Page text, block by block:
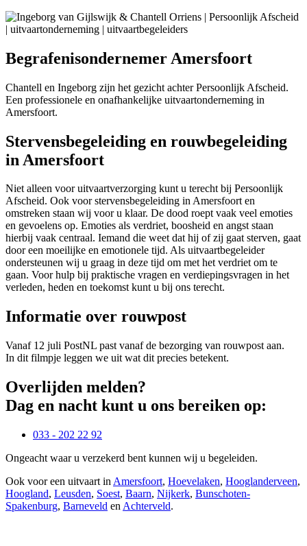
Begrafenisondernemer Amersfoort
Chantell en Ingeborg zijn het gezicht achter Persoonlijk Afscheid.
Een professionele en onafhankelijke uitvaartonderneming in
Amersfoort.
Stervensbegeleiding en rouwbegeleiding
in Amersfoort
Niet alleen voor uitvaartverzorging kunt u terecht bij Persoonlijk
Afscheid. Ook voor stervensbegeleiding in Amersfoort en
omstreken staan wij voor u klaar. De dood roept vaak veel emoties
en gevoelens op. Emoties als verdriet, boosheid en angst staan
hierbij vaak centraal. Iemand die weet dat hij of zij gaat sterven, gaat
door een moeilijke en emotionele tijd. Als uitvaartbegeleider
ondersteunen wij u graag in deze tijd om met het verdriet om te
gaan. Voor hulp bij praktische vragen en verdiepingsvragen in het
verleden, heden en toekomst kunt u bij ons terecht.
Informatie over rouwpost
Vanaf 12 juli PostNL past vanaf de bezorging van rouwpost aan.
In dit filmpje leggen we uit wat dit precies betekent.
Overlijden melden?
Dag en nacht kunt u ons bereiken op:
033 - 202 22 92
Ongeacht waar u verzekerd bent kunnen wij u begeleiden.
Ook voor een uitvaart in Amersfoort, Hoevelaken, Hooglanderveen,
Hoogland, Leusden, Soest, Baarn, Nijkerk, Bunschoten-
Spakenburg, Barneveld en Achterveld.